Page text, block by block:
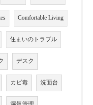
Comfortable Living
住まいのトラブル
デスク
カビ毒 洗面台